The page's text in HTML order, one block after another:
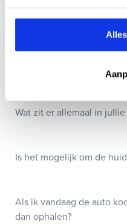
Kan ik een auto reserveren?
Hoe weet ik of deze auto
Wat zit er allemaal in
Is het mogelijk om de
Als ik vandaag de auto
dan ophalen?